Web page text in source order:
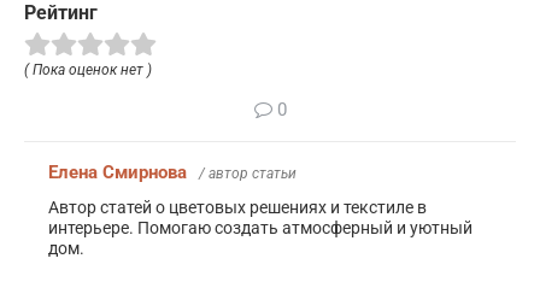
Рейтинг
( Пока оценок нет )
0
Елена Смирнова / автор статьи
Автор статей о цветовых решениях и текстиле в
интерьере. Помогаю создать атмосферный и уютный
дом.